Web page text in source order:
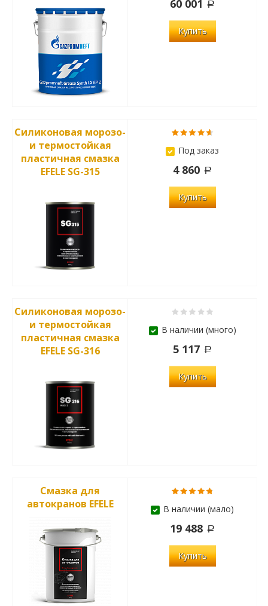
60 001
Купить
Силиконовая морозо-
и термостойкая
пластичная смазка
EFELE SG-315
Под заказ
4 860
Купить
Силиконовая морозо-
и термостойкая
пластичная смазка
EFELE SG-316
В наличии (много)
5 117
Купить
Смазка для
автокранов EFELE
В наличии (мало)
19 488
Купить